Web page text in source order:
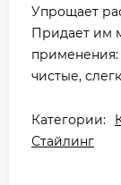
Упрощает
Придает им
применения:
чистые,
Категории:
Стайлинг